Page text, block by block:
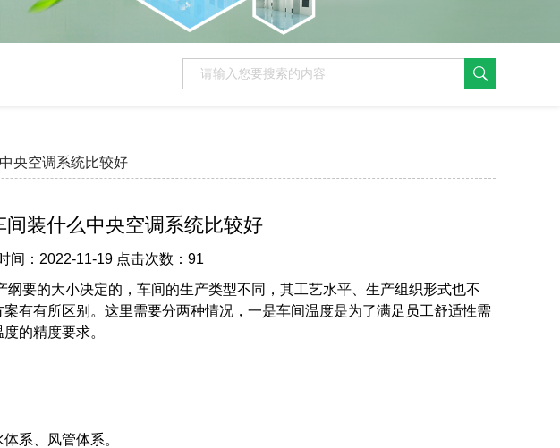
央空调系统比较好
间装什么中央空调系统比较好
间：2022-11-19 点击次数：91
要的大小决定的，车间的生产类型不同，其工艺水平、生产组织形式也不
有有所区别。这里需要分两种情况，一是车间温度是为了满足员工舒适性需
的精度要求。
系、风管体系。